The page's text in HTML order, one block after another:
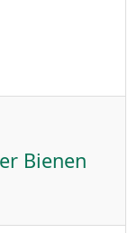
Bienen